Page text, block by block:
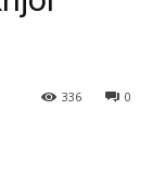
0
336